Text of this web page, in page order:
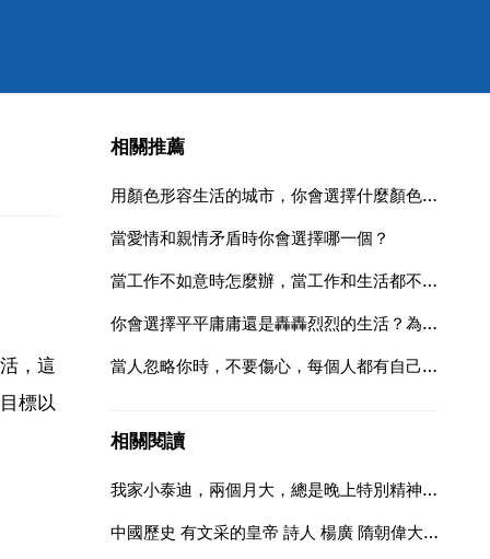
，這
標以
相關推薦
用顏色形容生活的城市，你會選擇什麼顏色，為什麼
當愛情和親情矛盾時你會選擇哪一個？
當工作不如意時怎麼辦，當工作和生活都不如意的時候該怎麼辦？
你會選擇平平庸庸還是轟轟烈烈的生活？為什麼
當人忽略你時，不要傷心，每個人都有自己的生活，誰都不可能一直陪你。最尷尬的莫過於高估自己在別人
相關閱讀
我家小泰迪，兩個月大，總是晚上特別精神，醒個二三次，一醒就老叫。叫得人不得安寧，非得你抱著她睡
中國歷史 有文采的皇帝 詩人 楊廣 隋朝偉大的詩人 還有哪些皇帝可與他比擬